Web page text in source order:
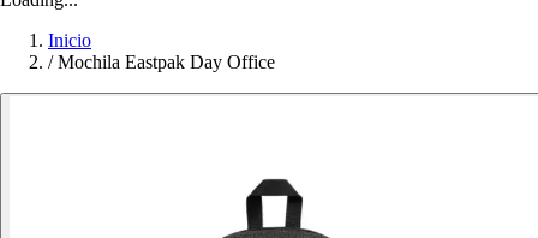
Inicio
/ Mochila Eastpak Day Office